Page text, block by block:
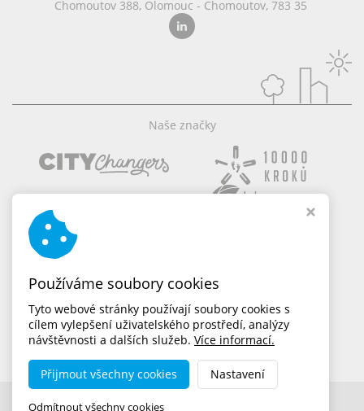
Chomoutov 388, Olomouc - Chomoutov, 783 35
Naše značky
Copyright © 2026,
Používáme soubory cookies
Tyto webové stránky používají soubory cookies s
cílem vylepšení uživatelského prostředí, analýzy
návštěvnosti a dalších služeb. Více informací.
Přijmout všechny cookies Nastavení
Odmítnout všechny cookies